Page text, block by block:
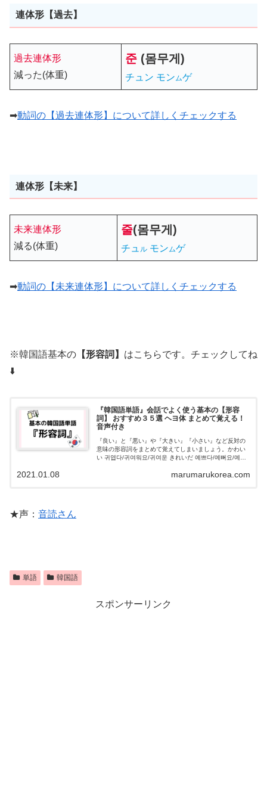
連体形【過去】
過去連体形
減った(体重)
준 (몸무게)
チュン モンムゲ
➡動詞の【過去連体形】について詳しくチェックする
連体形【未来】
未来連体形
減る(体重)
줄(몸무게)
チュ ル モンムゲ
➡動詞の【未来連体形】について詳しくチェックする
※韓国語基本の 【形容詞】 はこちらです。チェックしてね
⬇️
『韓国語単語』会話でよく使う基本の【形容
詞】 おすすめ３５選 ヘヨ体 まとめて覚える！
音声付き
『良い』と『悪い』や『大きい』『小さい』など反対の
意味の形容詞をまとめて覚えてしまいましょう。かわい
い 귀엽다/귀여워요/귀여운 きれいだ 예쁘다/예뻐요/예쁜
marumarukorea.com
2021.01.08
★声： 音読さん
単語 韓国語
スポンサーリンク